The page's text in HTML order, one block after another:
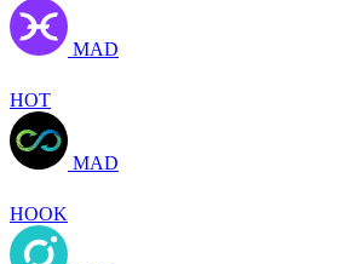
MAD
HOT
MAD
HOOK